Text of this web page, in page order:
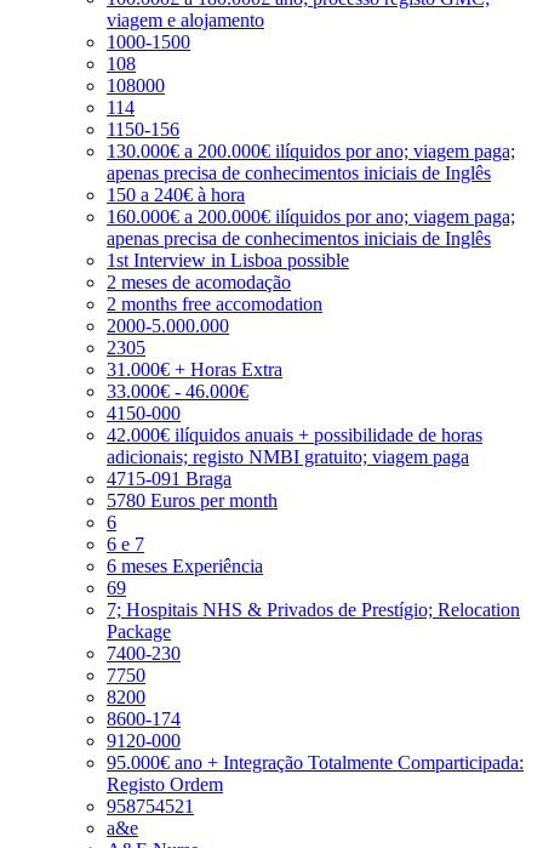
viagem e alojamento
1000-1500
108
108000
114
1150-156
130.000€ a 200.000€ ilíquidos por ano; viagem paga;
apenas precisa de conhecimentos iniciais de Inglês
150 a 240€ à hora
160.000€ a 200.000€ ilíquidos por ano; viagem paga;
apenas precisa de conhecimentos iniciais de Inglês
1st Interview in Lisboa possible
2 meses de acomodação
2 months free accomodation
2000-5.000.000
2305
31.000€ + Horas Extra
33.000€ - 46.000€
4150-000
42.000€ ilíquidos anuais + possibilidade de horas
adicionais; registo NMBI gratuito; viagem paga
4715-091 Braga
5780 Euros per month
6
6 e 7
6 meses Experiência
69
7; Hospitais NHS & Privados de Prestígio; Relocation
Package
7400-230
7750
8200
8600-174
9120-000
95.000€ ano + Integração Totalmente Comparticipada:
Registo Ordem
958754521
a&e